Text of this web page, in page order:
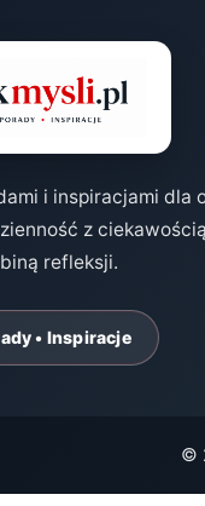
i inspiracjami dla
z
refleksji.
• Inspiracje
©